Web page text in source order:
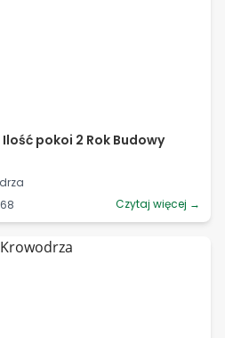
pokoi 2 Rok Budowy
Czytaj więcej →